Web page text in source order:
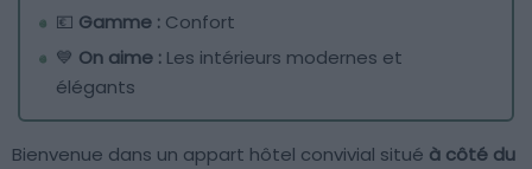
💶 Gamme : Confort
💙 On aime : Les intérieurs modernes et
élégants
Bienvenue dans un appart hôtel convivial situé à côté du